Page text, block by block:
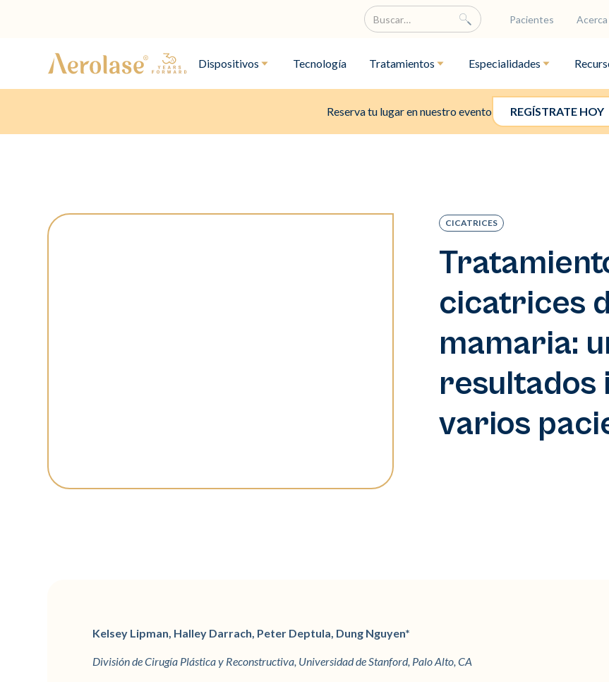
Pacientes
Dispositivos Tecnología Tratamientos Especialidades
Reserva tu lugar en nuestro evento REGÍSTRATE HOY
CICATRICES
cicatrices
mamaria:
resultados
varios
Kelsey Lipman, Halley Darrach, Peter Deptula, Dung Nguyen*
División de Cirugía Plástica y Reconstructiva, Universidad de Stanford, Palo Alto, CA